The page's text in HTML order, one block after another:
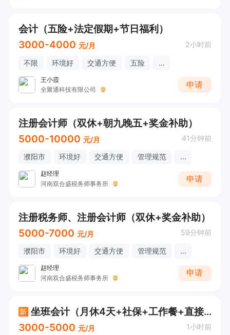
会计（五险+法定假期+节日福利）
3000-4000 元/月 2小时前
不限 环境好 交通方便 五险 ...
王小霞
全聚通科技有限公司
申请
注册会计师（双休+朝九晚五+奖金补助）
5000-10000 元/月 41分钟前
濮阳市 环境好 交通方便 管理规范 ...
赵经理
河南双合盛税务师事务所
申请
注册税务师、注册会计师（双休+奖金补助）
5000-7000 元/月 59分钟前
濮阳市 环境好 交通方便 管理规范 ...
赵经理
河南双合盛税务师事务所
申请
新
坐班会计（月休4天+社保+工作餐+直接打电话）
3000-5000 元/月 1小时前